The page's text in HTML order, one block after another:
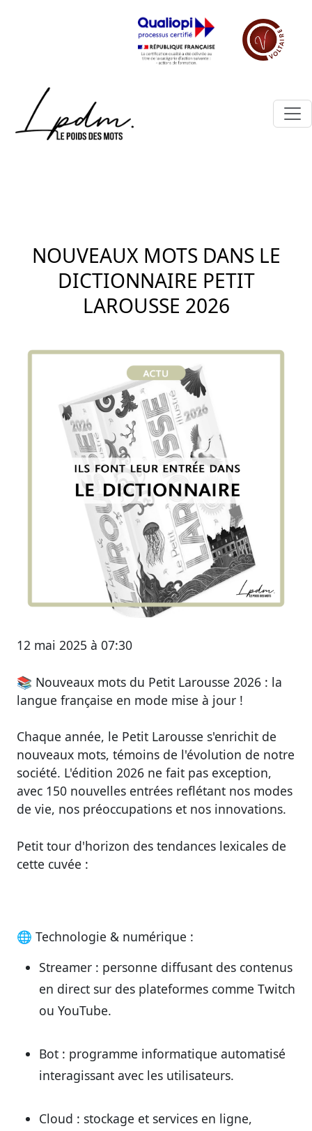
NOUVEAUX MOTS DANS LE
DICTIONNAIRE PETIT
LAROUSSE 2026
12 mai 2025 à 07:30
📚 Nouveaux mots du Petit Larousse 2026 : la
langue française en mode mise à jour !
Chaque année, le Petit Larousse s'enrichit de
nouveaux mots, témoins de l'évolution de notre
société. L'édition 2026 ne fait pas exception,
avec 150 nouvelles entrées reflétant nos modes
de vie, nos préoccupations et nos innovations.
Petit tour d'horizon des tendances lexicales de
cette cuvée :
🌐 Technologie & numérique :
Streamer : personne diffusant des contenus
en direct sur des plateformes comme Twitch
ou YouTube.
Bot : programme informatique automatisé
interagissant avec les utilisateurs.
Cloud : stockage et services en ligne,